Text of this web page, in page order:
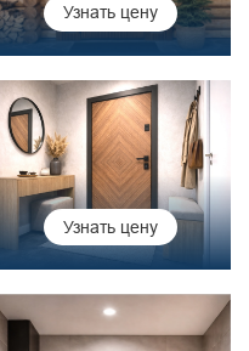
Узнать цену
Узнать цену